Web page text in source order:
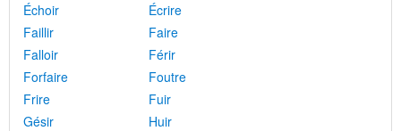
Échoir
Écrire
Faillir
Faire
Falloir
Férir
Forfaire
Foutre
Frire
Fuir
Gésir
Huir